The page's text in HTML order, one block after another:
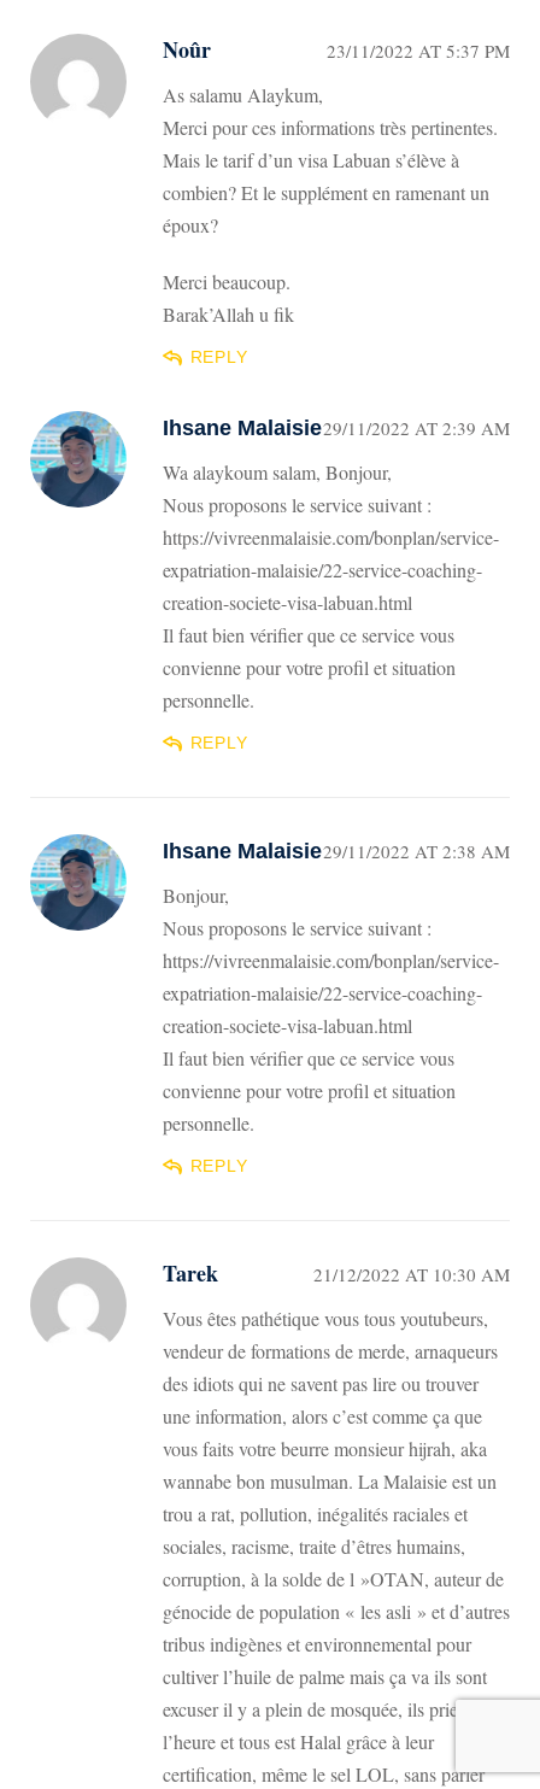
Noûr 23/11/2022 AT 5:37 PM
As salamu Alaykum,
Merci pour ces informations très pertinentes.
Mais le tarif d’un visa Labuan s’élève à
combien? Et le supplément en ramenant un
époux?
Merci beaucoup.
Barak’Allah u fik
REPLY
Ihsane Malaisie29/11/2022 AT 2:39 AM
Wa alaykoum salam, Bonjour,
Nous proposons le service suivant :
https://vivreenmalaisie.com/bonplan/service-
expatriation-malaisie/22-service-coaching-
creation-societe-visa-labuan.html
Il faut bien vérifier que ce service vous
convienne pour votre profil et situation
personnelle.
REPLY
Ihsane Malaisie29/11/2022 AT 2:38 AM
Bonjour,
Nous proposons le service suivant :
https://vivreenmalaisie.com/bonplan/service-
expatriation-malaisie/22-service-coaching-
creation-societe-visa-labuan.html
Il faut bien vérifier que ce service vous
convienne pour votre profil et situation
personnelle.
REPLY
Tarek 21/12/2022 AT 10:30 AM
Vous êtes pathétique vous tous youtubeurs,
vendeur de formations de merde, arnaqueurs
des idiots qui ne savent pas lire ou trouver
une information, alors c’est comme ça que
vous faits votre beurre monsieur hijrah, aka
wannabe bon musulman. La Malaisie est un
trou a rat, pollution, inégalités raciales et
sociales, racisme, traite d’êtres humains,
corruption, à la solde de l »OTAN, auteur de
génocide de population « les asli » et d’autres
tribus indigènes et environnemental pour
cultiver l’huile de palme mais ça va ils sont
excuser il y a plein de mosquée, ils prient à
l’heure et tous est Halal grâce à leur
certification, même le sel LOL, sans parler